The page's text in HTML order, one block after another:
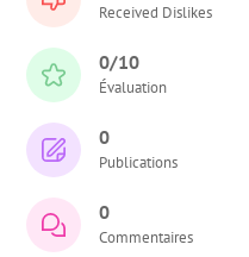
Received Dislikes
0/10
Évaluation
0
Publications
0
Commentaires